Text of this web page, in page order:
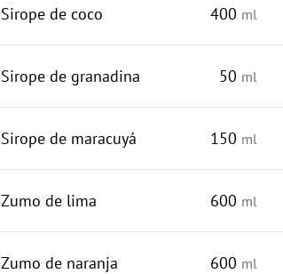
Sirope de coco 400 ml
Sirope de granadina 50 ml
Sirope de maracuyá 150 ml
Zumo de lima 600 ml
Zumo de naranja 600 ml